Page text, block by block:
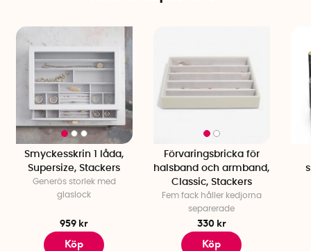
Smyckesskrin 1 låda,
Supersize, Stackers
Generös storlek med
glaslock
959 kr
Köp
Förvaringsbricka för
halsband och armband,
Classic, Stackers
Fem fack håller kedjorna
separerade
330 kr
Köp